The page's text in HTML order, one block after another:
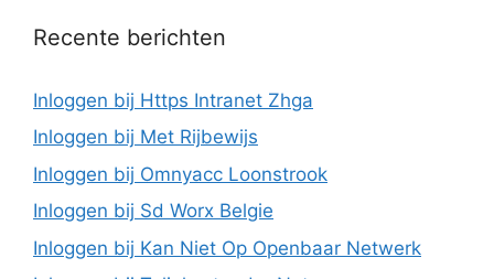
Recente berichten
Inloggen bij Https Intranet Zhga
Inloggen bij Met Rijbewijs
Inloggen bij Omnyacc Loonstrook
Inloggen bij Sd Worx Belgie
Inloggen bij Kan Niet Op Openbaar Netwerk